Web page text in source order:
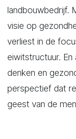
landbouwbedrijf.
visie op
verliest in de
eiwitstructuur.
denken en
perspectief dat
geest van de